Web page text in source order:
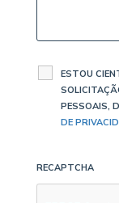
ESTOU
PESSOAIS,
DE
RECAPTCHA